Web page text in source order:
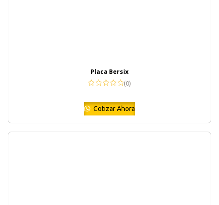
Placa Bersix
(0)
Cotizar Ahora